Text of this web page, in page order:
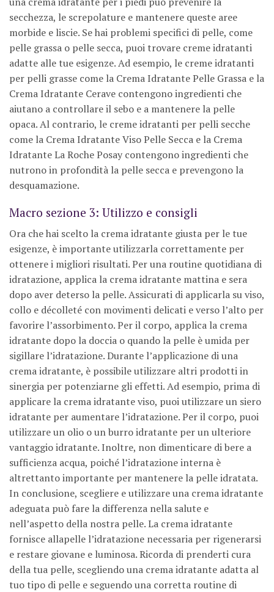
secchezza, le screpolature e mantenere queste aree
morbide e liscie. Se hai problemi specifici di pelle, come
pelle grassa o pelle secca, puoi trovare creme idratanti
adatte alle tue esigenze. Ad esempio, le creme idratanti
per pelli grasse come la Crema Idratante Pelle Grassa e la
Crema Idratante Cerave contengono ingredienti che
aiutano a controllare il sebo e a mantenere la pelle
opaca. Al contrario, le creme idratanti per pelli secche
come la Crema Idratante Viso Pelle Secca e la Crema
Idratante La Roche Posay contengono ingredienti che
nutrono in profondità la pelle secca e prevengono la
desquamazione.
Macro sezione 3: Utilizzo e consigli
Ora che hai scelto la crema idratante giusta per le tue
esigenze, è importante utilizzarla correttamente per
ottenere i migliori risultati. Per una routine quotidiana di
idratazione, applica la crema idratante mattina e sera
dopo aver deterso la pelle. Assicurati di applicarla su viso,
collo e décolleté con movimenti delicati e verso l’alto per
favorire l’assorbimento. Per il corpo, applica la crema
idratante dopo la doccia o quando la pelle è umida per
sigillare l’idratazione. Durante l’applicazione di una
crema idratante, è possibile utilizzare altri prodotti in
sinergia per potenziarne gli effetti. Ad esempio, prima di
applicare la crema idratante viso, puoi utilizzare un siero
idratante per aumentare l’idratazione. Per il corpo, puoi
utilizzare un olio o un burro idratante per un ulteriore
vantaggio idratante. Inoltre, non dimenticare di bere a
sufficienza acqua, poiché l’idratazione interna è
altrettanto importante per mantenere la pelle idratata.
In conclusione, scegliere e utilizzare una crema idratante
adeguata può fare la differenza nella salute e
nell’aspetto della nostra pelle. La crema idratante
fornisce allapelle l’idratazione necessaria per rigenerarsi
e restare giovane e luminosa. Ricorda di prenderti cura
della tua pelle, scegliendo una crema idratante adatta al
tuo tipo di pelle e seguendo una corretta routine di